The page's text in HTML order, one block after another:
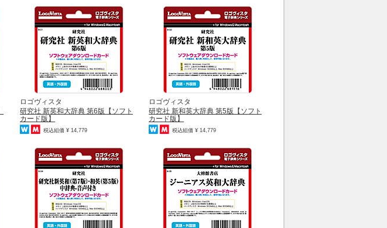
ロゴヴィスタ
研究社 新英和大辞典 第6版【ソフト
カード版】
税込組価 ¥ 14,779
ロゴヴィスタ
研究社 新和英大辞典 第5版【ソフト
カード版】
税込組価 ¥ 14,779